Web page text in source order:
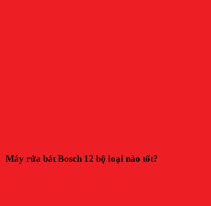
Máy rửa bát Bosch 12 bộ loại nào tốt?